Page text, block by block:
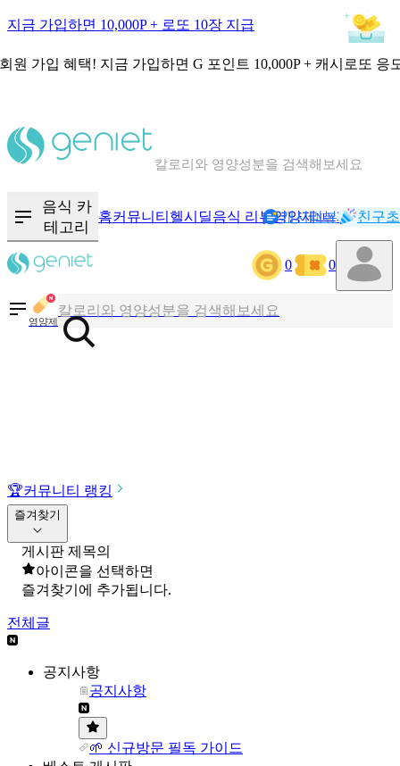
지금 가입하면 10,000P + 로또 10장 지급
원 가입 혜택! 지금 가입하면 G 포인트 10,000P + 캐시로또 응
음식 · 영양제 리뷰를 찾아보세요
음식 카
테고리
홈커뮤니티 헬시딜음식 리뷰영양제NEW기록
캐시리뷰 친구
0 0
영양제 혈당 · 다이어트 음식 검색해보세요
🏆커뮤니티 랭킹
즐겨찾기
게시판 제목의
아이콘을 선택하면
즐겨찾기에 추가됩니다.
전체글
공지사항
공지사항
🌱 신규방문 필독 가이드